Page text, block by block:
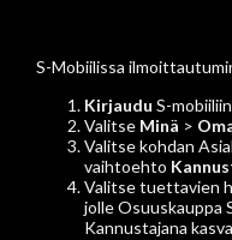
S-Mobiilissa
Kirjaudu S-mobiiliin
Valitse Minä >
Valitse kohdan
vaihtoehto
Valitse tuettavien
jolle Osuuskauppa
Kannustajana